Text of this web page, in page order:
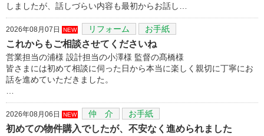
しましたが、話しづらい内容も最初からお話し…
2026年08月07日 NEW リフォーム お手紙
これからもご相談させてくださいね
営業担当の浦様 設計担当の小澤様 監督の髙橋様
皆さまには初めて相談に伺った日から本当に楽しく親切に丁寧にお
話を進めていただきました。
2026年08月06日 NEW 仲 介 お手紙
初めての物件購入でしたが、不安なく進められました